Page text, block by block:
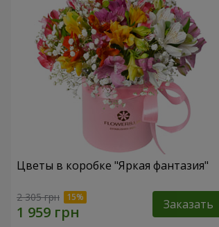
Цветы в коробке "Яркая фантазия"
2 305 грн Заказать